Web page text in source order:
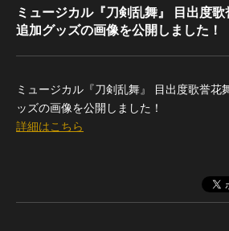
ミュージカル『刀剣乱舞』 目出度
追加グッズの画像を公開しました！
ミュージカル『刀剣乱舞』 目出度歌誉花
ッズの画像を公開しました！
詳細はこちら